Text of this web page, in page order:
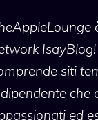
siti
che
ed